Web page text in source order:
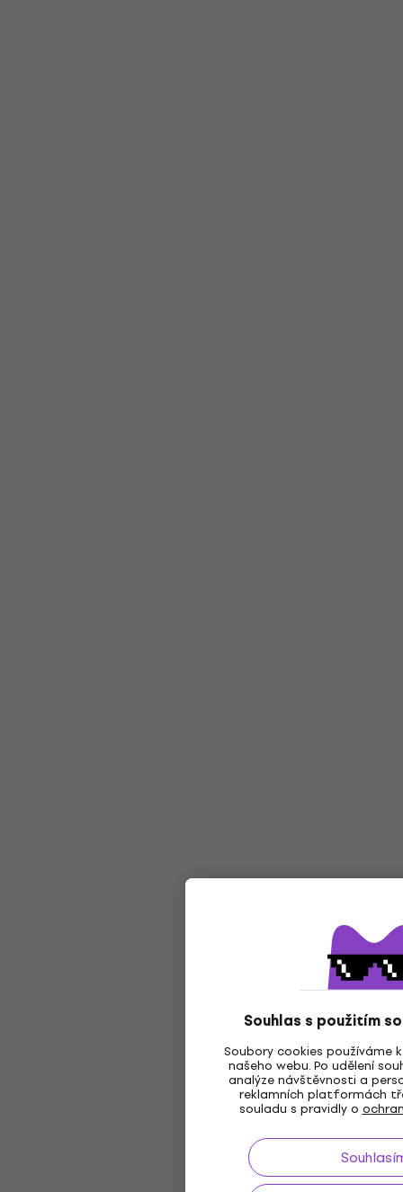
Souhlas s použitím
Soubory cookies používáme
našeho webu. Po udělení
analýze návštěvnosti a
reklamních platformách
souladu s pravidly o